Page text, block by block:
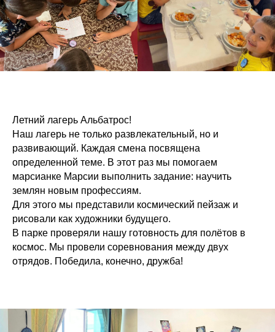
Летний лагерь Альбатрос!
Наш лагерь не только развлекательный, но и
развивающий. Каждая смена посвящена
определенной теме. В этот раз мы помогаем
марсианке Марсии выполнить задание: научить
землян новым профессиям.
Для этого мы представили космический пейзаж и
рисовали как художники будущего.
В парке проверяли нашу готовность для полётов в
космос. Мы провели соревнования между двух
отрядов. Победила, конечно, дружба!